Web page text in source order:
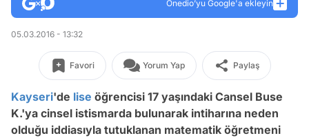
Onedio’yu Google'a ekleyin
05.03.2016 - 13:32
Favori Yorum Yap Paylaş
Kayseri'de lise öğrencisi 17 yaşındaki Cansel Buse
K.'ya cinsel istismarda bulunarak intiharına neden
olduğu iddiasıyla tutuklanan matematik öğretmeni